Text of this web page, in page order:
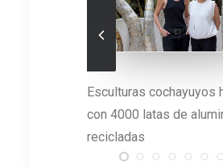
Para las esculturas
y líquenes crearon
especiales